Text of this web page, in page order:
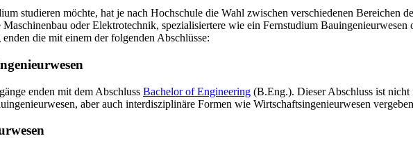
studieren möchte, hat je nach Hochschule die Wahl zwischen verschiedenen Bereichen
oder Elektrotechnik, spezialisiertere wie ein Fernstudium
die mit einem der folgenden Abschlüsse:
enden mit dem Abschluss Bachelor of Engineering (B.Eng.). Dieser Abschluss ist
aber auch interdisziplinäre Formen wie Wirtschaftsingenieurwesen